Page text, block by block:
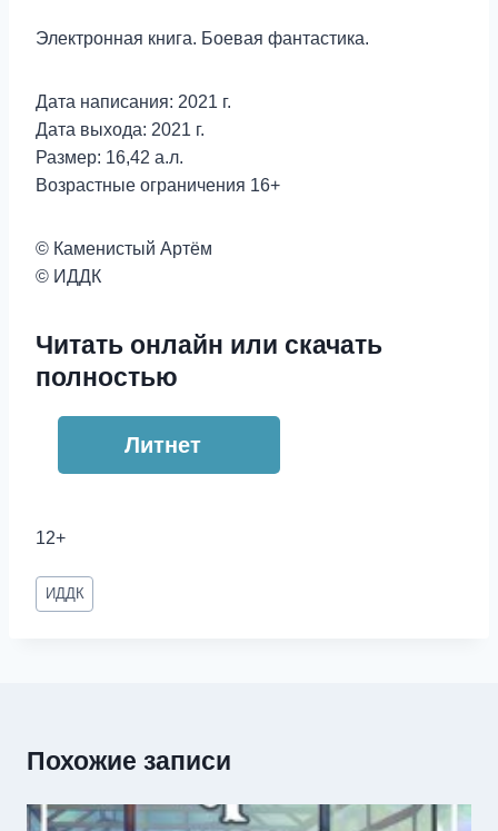
Электронная книга. Боевая фантастика.
Дата написания: 2021 г.
Дата выхода: 2021 г.
Размер: 16,42 а.л.
Возрастные ограничения 16+
© Каменистый Артём
© ИДДК
Читать онлайн или скачать
полностью
Литнет
12+
Метки
записи:
ИДДК
Похожие записи